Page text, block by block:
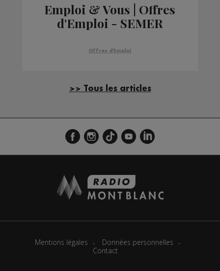
Emploi & Vous | Offres
d'Emploi - SEMER
Offres d'Emploi
>> Tous les articles
Mentions légales
Données personnelles
Contact